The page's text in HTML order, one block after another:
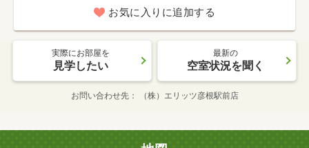
お気に入りに追加する
実際にお部屋を
見学したい
最新の
空室状況を聞く
お問い合わせ先 （株）エリッツ彦根駅前店